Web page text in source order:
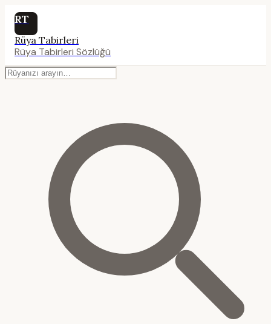
RT
Rüya Tabirleri
Rüya Tabirleri Sözlüğü